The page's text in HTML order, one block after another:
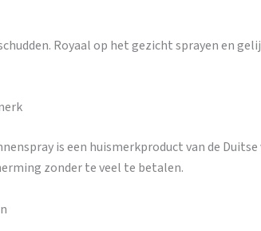
Royaal op het gezicht sprayen en
is een huismerkproduct van de
zonder te veel te betalen.